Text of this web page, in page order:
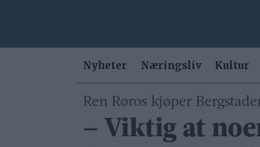
Nyheter Næringsliv Kultur
Ren Røros kjøper
– Viktig at